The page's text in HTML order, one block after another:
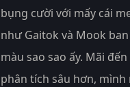
bụng cười với mấy cái
như Gaitok và Mook
màu sao sao ấy. Mãi
phân tích sâu hơn, mình